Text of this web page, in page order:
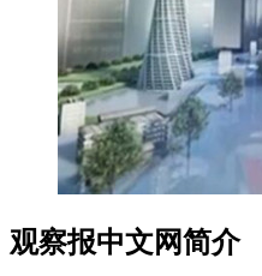
观察报中文网简介